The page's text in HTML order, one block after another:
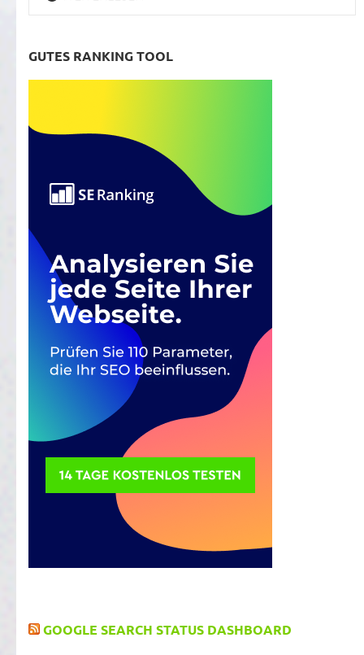
GUTES RANKING TOOL
GOOGLE SEARCH STATUS DASHBOARD